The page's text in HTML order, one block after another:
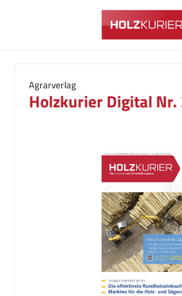
Zum Hauptinhalt springen
Agrarverlag
Holzkurier Digital
Bildergalerie überspringen